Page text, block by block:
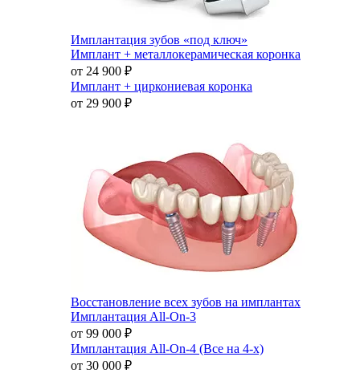
Имплантация зубов «под ключ»
Имплант + металлокерамическая коронка
от 24 900 ₽
Имплант + циркониевая коронка
от 29 900 ₽
Восстановление всех зубов на имплантах
Имплантация All-On-3
от 99 000 ₽
Имплантация All-On-4 (Все на 4-х)
от 30 000 ₽